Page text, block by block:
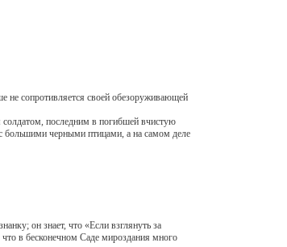
не сопротивляется своей обезоруживающей
последним в погибшей вчистую
большими черными птицами, а на самом деле
он знает, что «Если взглянуть за
в бесконечном Саде мироздания много